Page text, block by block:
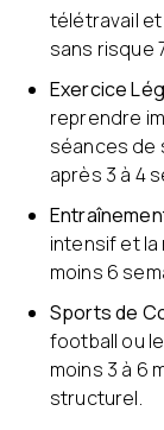
télétravail
sans risque
Exercice
reprendre
séances de
après 3 à 4
intensif et
moins 6
Sports de
football ou
moins 3 à 6
structurel.